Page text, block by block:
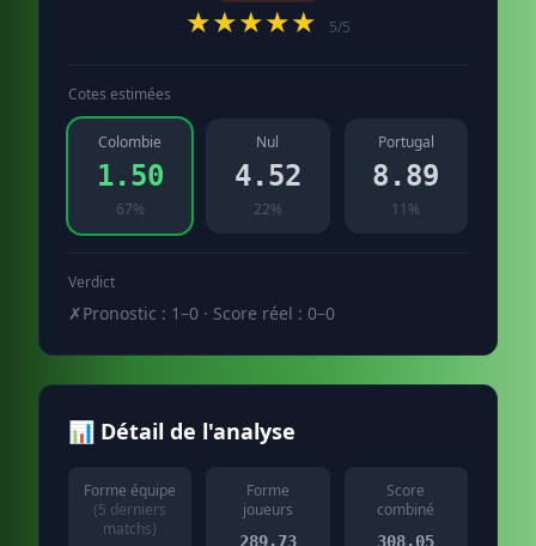
★★★★★ 5/5
Cotes estimées
Colombie
1.50
67%
Nul
4.52
22%
Portugal
8.89
11%
Verdict
✗Pronostic : 1–0 · Score réel : 0–0
📊 Détail de l'analyse
Forme équipe
(5 derniers
matchs)
Forme
joueurs
289.73
Score
combiné
308.05